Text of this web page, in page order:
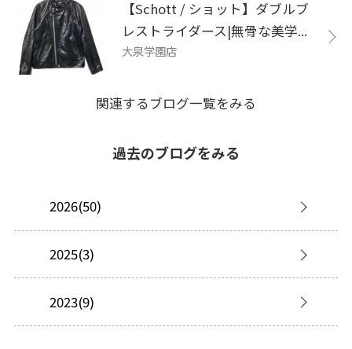
【Schott / ショット】ダブルブ
レストライダース|無骨な美学...
大泉学園店
関連するブログ一覧をみる
過去のブログをみる
2026(50)
2025(3)
2023(9)